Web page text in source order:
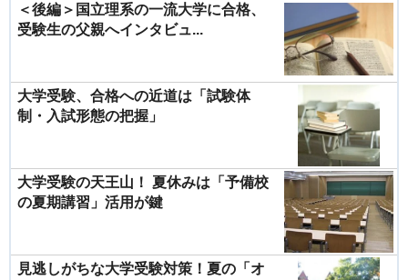
＜後編＞国立理系の一流大学に合格、
受験生の父親へインタビュ...
大学受験、合格への近道は「試験体
制・入試形態の把握」
大学受験の天王山！ 夏休みは「予備校
の夏期講習」活用が鍵
見逃しがちな大学受験対策！夏の「オ